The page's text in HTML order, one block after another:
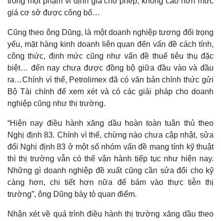
Thế giới
Cuộc sống đó đây
Hồ sơ
Ảnh
E-Magazine
Infographic
giá cơ sở được công bố…
Cũng theo ông Dũng, là một doanh nghiệp tương đối trọng
yếu, mặt hàng kinh doanh liên quan đến vấn đề cách tính,
công thức, định mức cũng như vấn đề thuế tiêu thụ đặc
biệt… đến nay chưa được đồng bộ giữa đầu vào và đầu
ra…Chính vì thế, Petrolimex đã có văn bản chính thức gửi
Bộ Tài chính để xem xét và có các giải pháp cho doanh
nghiệp cũng như thị trường.
“Hiện nay điều hành xăng dầu hoàn toàn tuân thủ theo
Nghị định 83. Chính vì thế, chừng nào chưa cập nhật, sửa
đổi Nghị định 83 ở một số nhóm vấn đề mang tính kỹ thuật
thì thị trường vẫn có thể vận hành tiếp tục như hiện nay.
Những gì doanh nghiệp đề xuất cũng cần sửa đổi cho kỹ
càng hơn, chi tiết hơn nữa để bám vào thực tiễn thị
trường”, ông Dũng bày tỏ quan điểm.
Nhận xét về quá trình điều hành thị trường xăng dầu theo